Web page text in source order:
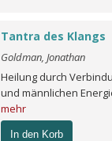
Tantra des Klangs
Goldman, Jonathan
Heilung durch
und männlichen
mehr
In den Korb